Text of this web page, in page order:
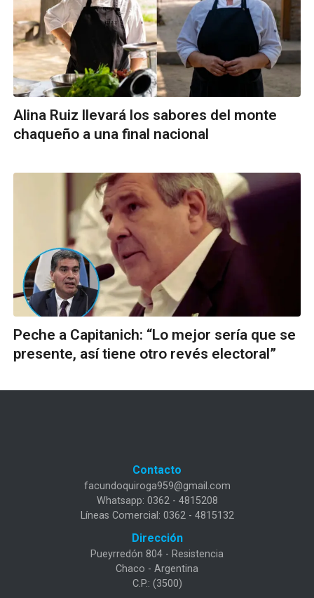
Alina Ruiz llevará los sabores del monte
chaqueño a una final nacional
Peche a Capitanich: “Lo mejor sería que se
presente, así tiene otro revés electoral”
Contacto
facundoquiroga959@gmail.com
Whatsapp: 0362 - 4815208
Líneas Comercial: 0362 - 4815132
Dirección
Pueyrredón 804 - Resistencia
Chaco - Argentina
C.P.: (3500)